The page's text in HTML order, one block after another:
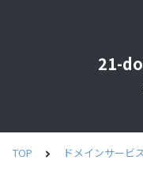
21-
TOP ドメインサービ